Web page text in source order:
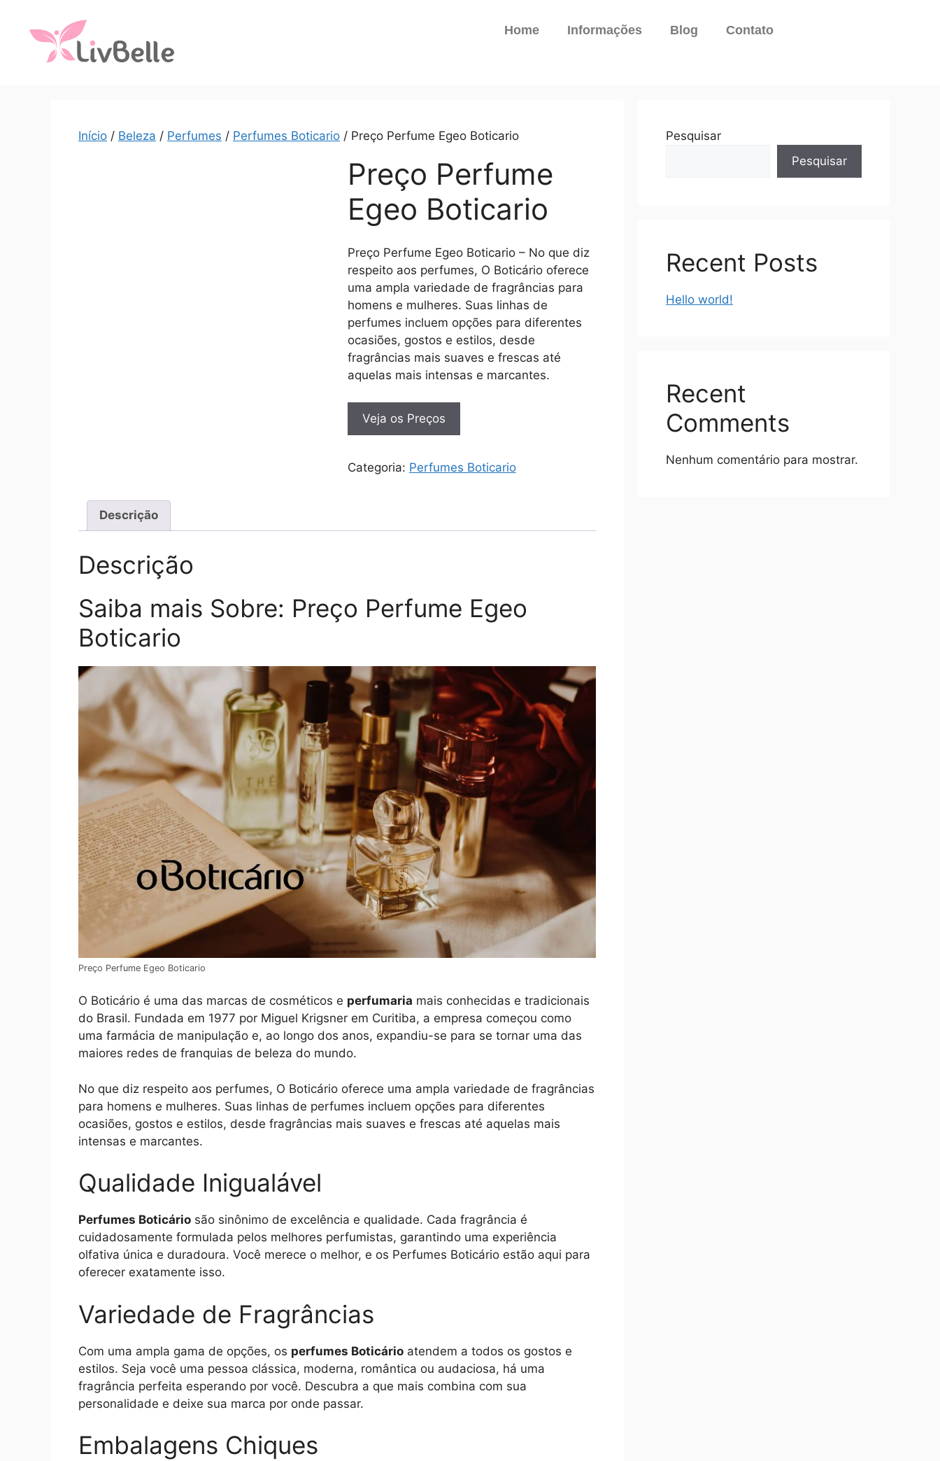
Home Informações Blog Contato
Início / Beleza / Perfumes / Perfumes Boticario / Preço Perfume Egeo Boticario
Preço Perfume
Egeo Boticario
Preço Perfume Egeo Boticario – No que diz
respeito aos perfumes, O Boticário oferece
uma ampla variedade de fragrâncias para
homens e mulheres. Suas linhas de
perfumes incluem opções para diferentes
ocasiões, gostos e estilos, desde
fragrâncias mais suaves e frescas até
aquelas mais intensas e marcantes.
Veja os Preços
Categoria: Perfumes Boticario
Descrição
Descrição
Saiba mais Sobre: Preço Perfume Egeo
Boticario
Preço Perfume Egeo Boticario
O Boticário é uma das marcas de cosméticos e perfumaria mais conhecidas e tradicionais
do Brasil. Fundada em 1977 por Miguel Krigsner em Curitiba, a empresa começou como
uma farmácia de manipulação e, ao longo dos anos, expandiu-se para se tornar uma das
maiores redes de franquias de beleza do mundo.
No que diz respeito aos perfumes, O Boticário oferece uma ampla variedade de fragrâncias
para homens e mulheres. Suas linhas de perfumes incluem opções para diferentes
ocasiões, gostos e estilos, desde fragrâncias mais suaves e frescas até aquelas mais
intensas e marcantes.
Qualidade Inigualável
Perfumes Boticário são sinônimo de excelência e qualidade. Cada fragrância é
cuidadosamente formulada pelos melhores perfumistas, garantindo uma experiência
olfativa única e duradoura. Você merece o melhor, e os Perfumes Boticário estão aqui para
oferecer exatamente isso.
Variedade de Fragrâncias
Com uma ampla gama de opções, os perfumes Boticário atendem a todos os gostos e
estilos. Seja você uma pessoa clássica, moderna, romântica ou audaciosa, há uma
fragrância perfeita esperando por você. Descubra a que mais combina com sua
personalidade e deixe sua marca por onde passar.
Embalagens Chiques
Pesquisar
Pesquisar
Recent Posts
Hello world!
Recent
Comments
Nenhum comentário para mostrar.